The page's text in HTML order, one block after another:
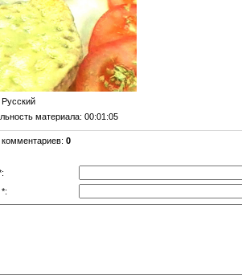
Русский
материала: 00:01:05
комментариев:0